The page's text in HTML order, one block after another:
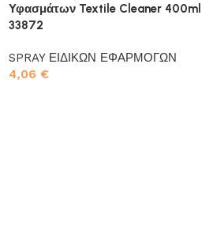
Υφασμάτων Textile Cleaner 400ml
33872
SPRAY ΕΙΔΙΚΩΝ ΕΦΑΡΜΟΓΩΝ
4,06€